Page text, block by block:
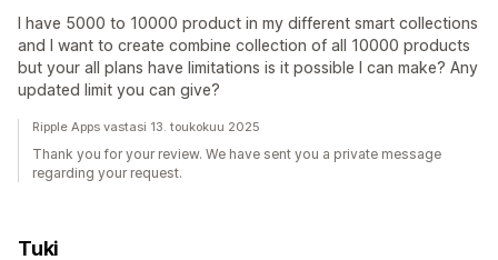
I have 5000 to 10000 product in my different smart collections
and I want to create combine collection of all 10000 products
but your all plans have limitations is it possible I can make? Any
updated limit you can give?
Ripple Apps vastasi 13. toukokuu 2025
Thank you for your review. We have sent you a private message
regarding your request.
Tuki